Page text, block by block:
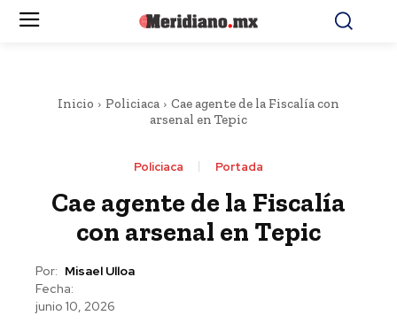
Inicio Policiaca
Cae agente de la Fiscalía con
arsenal en Tepic
Policiaca Portada
Cae agente de la Fiscalía
con arsenal en Tepic
Por: Misael Ulloa
Fecha:
junio 10, 2026